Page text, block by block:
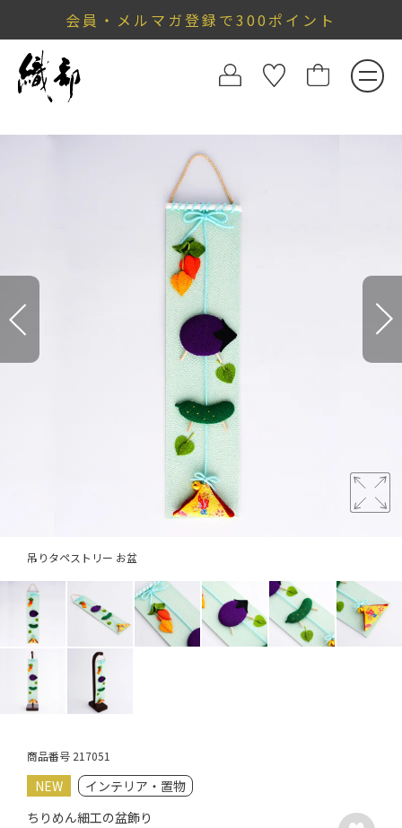
会員・メルマガ登録で300ポイント
吊りタペストリー お盆
商品番号 217051
NEW
インテリア・置物
ちりめん細工の盆飾り